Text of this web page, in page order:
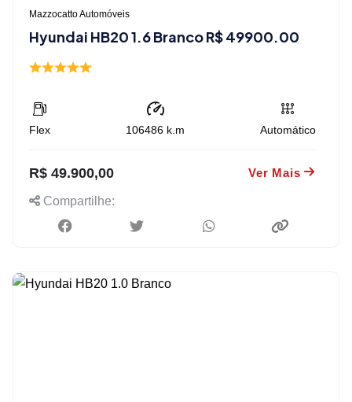
Mazzocatto Automóveis
Hyundai HB20 1.6 Branco R$ 49900.00
Flex 106486 k.m Automático
R$ 49.900,00 Ver Mais
Compartilhe: